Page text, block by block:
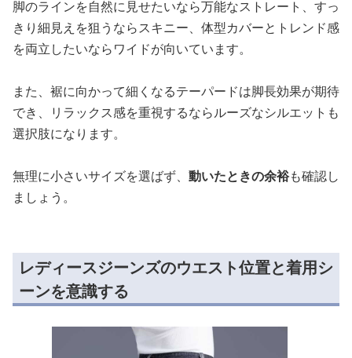
脚のラインを自然に見せたいなら万能なストレート、すっ
きり細見えを狙うならスキニー、体型カバーとトレンド感
を両立したいならワイドが向いています。
また、裾に向かって細くなるテーパードは脚長効果が期待
でき、リラックス感を重視するならルーズなシルエットも
選択肢になります。
無理に小さいサイズを選ばず、 動いたときの余裕も確認し
ましょう。
レディースジーンズのウエスト位置と着用シ
ーンを意識する